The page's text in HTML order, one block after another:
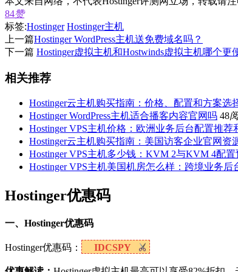
84赞
标签:Hostinger Hostinger主机
上一篇Hostinger WordPress主机送免费域名吗？
下一篇 Hostinger虚拟主机和Hostwinds虚拟主机哪个更
相关推荐
Hostinger云主机购买指南：价格、配置和方案选
Hostinger WordPress主机适合播客内容官网吗 48
Hostinger VPS主机价格：欧洲业务后台配置推荐
Hostinger云主机购买指南：美国访客企业官网资
Hostinger VPS主机多少钱：KVM 2与KVM 4配
Hostinger VPS主机美国机房怎么样：跨境业务后
Hostinger优惠码
一、Hostinger优惠码
Hostinger优惠码： IDCSPY